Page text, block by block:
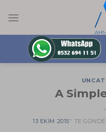
A
13 EKIM 2015’' TE